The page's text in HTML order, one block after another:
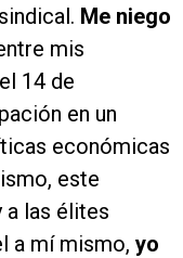
Me niego
mis
14 de
en un
económicas
este
las élites
a mí mismo, yo